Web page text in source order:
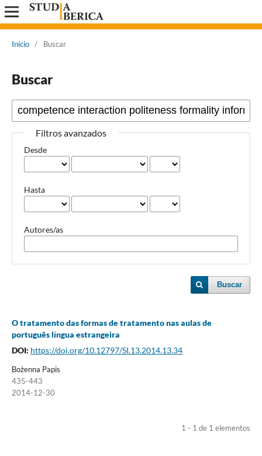
Inicio / Buscar
Buscar
Filtros avanzados
Desde
Hasta
Autores/as
Buscar
O tratamento das formas de tratamento nas aulas de
português língua estrangeira
DOI: https://doi.org/10.12797/SI.13.2014.13.34
Bożenna Papis
435-443
2014-12-30
1 - 1 de 1 elementos